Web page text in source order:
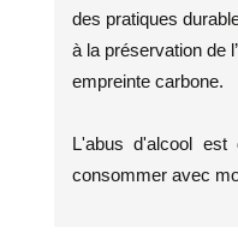
des pratiques
à la préservation de
empreinte carbone.
L'abus d'alcool est
consommer avec